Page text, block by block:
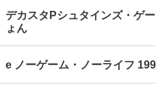
デカスタPシュタインズ・ゲ
ょん
e ノーゲーム・ノーライフ